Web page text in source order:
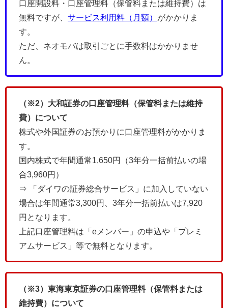
口座開設料・口座管理料（保管料または維持費）は
無料ですが、 サービス利用料（月額） がかかりま
す。
ただ、ネオモバは取引ごとに手数料はかかりませ
ん。
（※2）大和証券の口座管理料（保管料または維持
費）について
株式や外国証券のお預かりに口座管理料がかかりま
す。
国内株式で年間通常1,650円（3年分一括前払いの場
合3,960円）
⇒ 「ダイワの証券総合サービス」に加入していない
場合は年間通常3,300円、3年分一括前払いは7,920
円となります。
上記口座管理料は「eメンバー」の申込や「プレミ
アムサービス」等で無料となります。
（※3）東海東京証券の口座管理料（保管料または
維持費）について